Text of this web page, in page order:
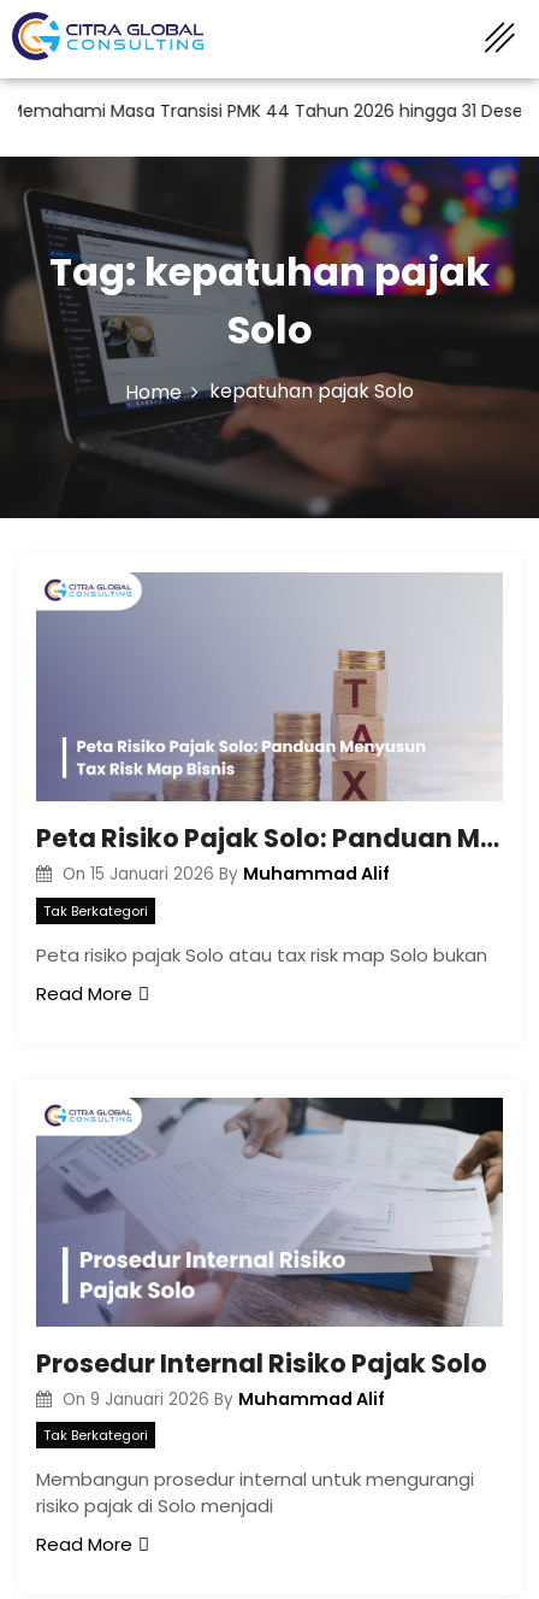
Masa Transisi PMK 44 Tahun 2026 hingga 31 Desember
Tag:kepatuhan pajak
Solo
Home kepatuhan pajak Solo
Peta Risiko Pajak Solo: Panduan Menyusun Tax Risk Map Bisnis
On 15 Januari 2026 By Muhammad Alif
Tak Berkategori
Peta risiko pajak Solo atau tax risk map Solo bukan
Read More
Prosedur Internal Risiko Pajak Solo
On 9 Januari 2026 By Muhammad Alif
Tak Berkategori
Membangun prosedur internal untuk mengurangi
risiko pajak di Solo menjadi
Read More